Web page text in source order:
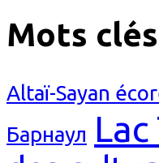
Mots clés
Altaï-Sayan
Барнаул